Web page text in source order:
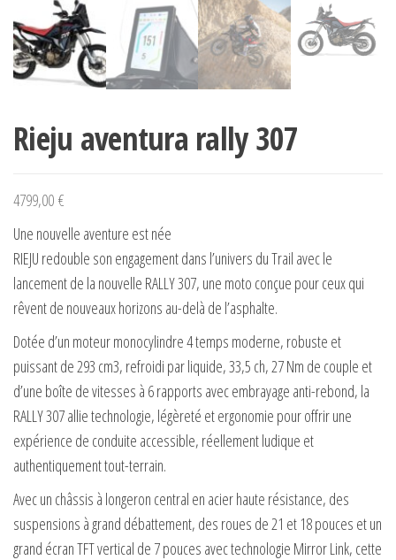
Rieju aventura rally 307
4799,00 €
Une nouvelle aventure est née
RIEJU redouble son engagement dans l’univers du Trail avec le
lancement de la nouvelle RALLY 307, une moto conçue pour ceux qui
rêvent de nouveaux horizons au-delà de l’asphalte.
Dotée d’un moteur monocylindre 4 temps moderne, robuste et
puissant de 293 cm3, refroidi par liquide, 33,5 ch, 27 Nm de couple et
d’une boîte de vitesses à 6 rapports avec embrayage anti-rebond, la
RALLY 307 allie technologie, légèreté et ergonomie pour offrir une
expérience de conduite accessible, réellement ludique et
authentiquement tout-terrain.
Avec un châssis à longeron central en acier haute résistance, des
suspensions à grand débattement, des roues de 21 et 18 pouces et un
grand écran TFT vertical de 7 pouces avec technologie Mirror Link, cette